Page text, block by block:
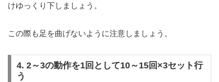
けゆっくり下しましょう。
この際も足を曲げないように注意しましょう。
4. 2～3の動作を1回として10～15回×3セット行
う